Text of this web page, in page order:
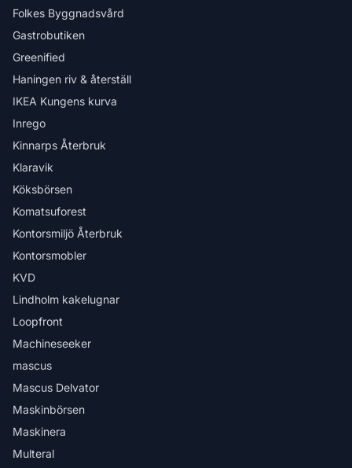
Folkes Byggnadsvård
Gastrobutiken
Greenified
Haningen riv & återställ
IKEA Kungens kurva
Inrego
Kinnarps Återbruk
Klaravik
Köksbörsen
Komatsuforest
Kontorsmiljö Återbruk
Kontorsmobler
KVD
Lindholm kakelugnar
Loopfront
Machineseeker
mascus
Mascus Delvator
Maskinbörsen
Maskinera
Multeral